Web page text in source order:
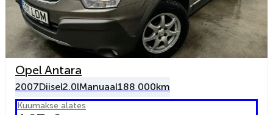
Opel Antara
2007Diisel2.0lManuaal188 000km
Kuumakse alates